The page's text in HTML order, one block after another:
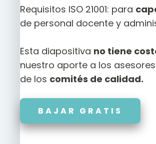
Requisitos ISO 21001: para
de personal docente y
Esta diapositiva no tiene
nuestro aporte a los
de los comités de calidad.
BAJAR GRATIS